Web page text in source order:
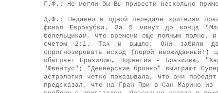
Г.Ф.: Не могли бы Вы привести несколько
Д.Ф.: Недавно в одной передаче зрителям
финал Еврокубка. За 5 минут до конца
болельщикам, что времени еще полным полно,
счетом 2:1. Так и вышло. Они забили
спрогнозировать исход (порой
обыграет Бразилию, Норвегия - Бразилию,
"Ювентус"; "Денверские бронко" выиграют
астрология четко показывала, что они
предсказал, что на Гран При в Сан-Марино